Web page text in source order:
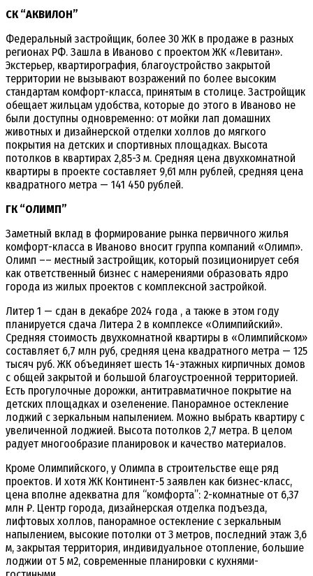
СК “АКВИЛОН”
Федеральный застройщик, более 30 ЖК в продаже в разных
регионах РФ. Зашла в Иваново с проектом ЖК «Левитан».
Экстерьер, квартирография, благоустройство закрытой
территории не вызывают возражений по более высоким
стандартам комфорт-класса, принятым в столице. Застройщик
обещает жильцам удобства, которые до этого в Иваново не
были доступны одновременно: от мойки лап домашних
животных и дизайнерской отделки холлов до мягкого
покрытия на детских и спортивных площадках. Высота
потолков в квартирах 2,85-3 м. Средняя цена двухкомнатной
квартиры в проекте составляет 9,61 млн рублей, средняя цена
квадратного метра — 141 450 рублей.
ГК “ОЛИМП”
Заметный вклад в формирование рынка первичного жилья
комфорт-класса в Иваново вносит группа компаний «Олимп».
Олимп –– местный застройщик, который позиционирует себя
как ответственный бизнес с намерениями образовать ядро
города из жилых проектов с комплексной застройкой.
Литер 1 — сдан в декабре 2024 года , а также в этом году
планируется сдача Литера 2 в комплексе «Олимпийский».
Средняя стоимость двухкомнатной квартиры в «Олимпийском»
составляет 6,7 млн руб, средняя цена квадратного метра — 125
тысяч руб. ЖК объединяет шесть 14-этажных кирпичных домов
с общей закрытой и большой благоустроенной территорией.
Есть прогулочные дорожки, антитравматичное покрытие на
детских площадках и озеленение. Панорамное остекление
лоджий с зеркальным напылением. Можно выбрать квартиру с
увеличенной лоджией. Высота потолков 2,7 метра. В целом
радует многообразие планировок и качество материалов.
Кроме Олимпийского, у Олимпа в строительстве еще ряд
проектов. И хотя ЖК Континент-5 заявлен как бизнес-класс,
цена вполне адекватна для “комфорта”: 2-комнатные от 6,37
млн ₽. Центр города, дизайнерская отделка подъезда,
лифтовых холлов, панорамное остекление с зеркальным
напылением, высокие потолки от 3 метров, последний этаж 3,6
м, закрытая территория, индивидуальное отопление, большие
лоджии от 5 м2, современные планировки с кухнями-